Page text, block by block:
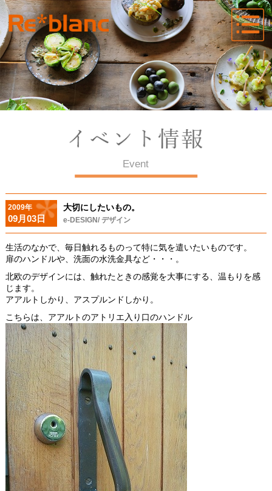
Event
2009年
09月03日
大切にしたいもの。
e-DESIGN/ デザイン
生活のなかで、毎日触れるものって特に気を遣いたいものです。
扉のハンドルや、洗面の水洗金具など・・・。
北欧のデザインには、触れたときの感覚を大事にする、温もりを感
じます。
アアルトしかり、アスプルンドしかり。
こちらは、アアルトのアトリエ入り口のハンドル